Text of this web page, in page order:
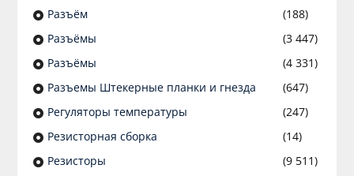
Разъём
(188)
Разъёмы
(3 447)
Разъёмы
(4 331)
Разъемы Штекерные планки и гнезда
(647)
Регуляторы температуры
(247)
Резисторная сборка
(14)
Резисторы
(9 511)